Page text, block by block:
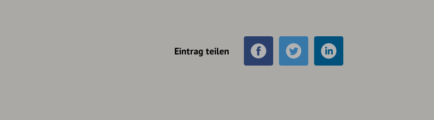
Eintrag teilen